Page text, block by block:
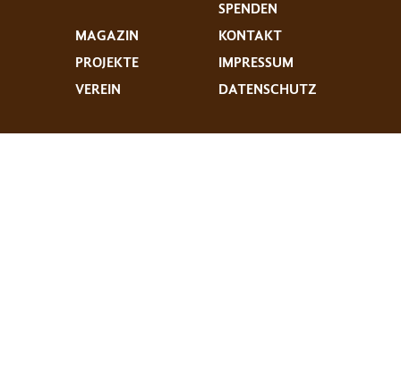
MAGAZIN
PROJEKTE
VEREIN
SPENDEN
KONTAKT
IMPRESSUM
DATENSCHUTZ